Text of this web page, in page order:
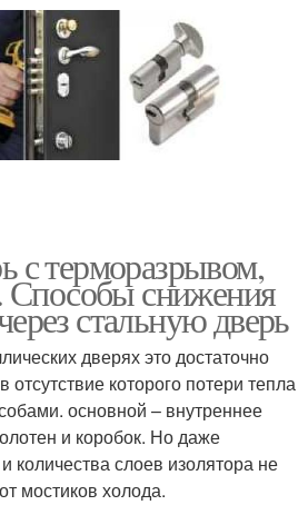
с терморазрывом,
Способы снижения
стальную дверь
дверях это достаточно
отсутствие которого потери тепла
основной – внутреннее
и коробок. Но даже
количества слоев изолятора не
мостиков холода.